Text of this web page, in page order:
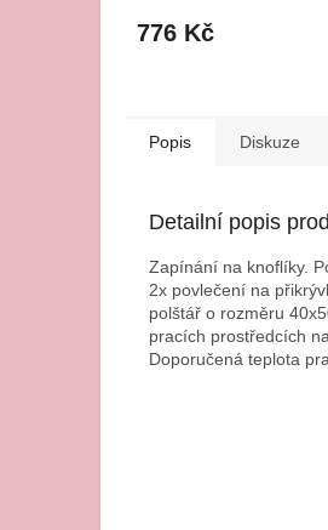
776 Kč
Popis Diskuze
Detailní popis
Zapínání na knoflíky.
2x povlečení na
polštář o rozměru
pracích prostředcích
Doporučená teplota